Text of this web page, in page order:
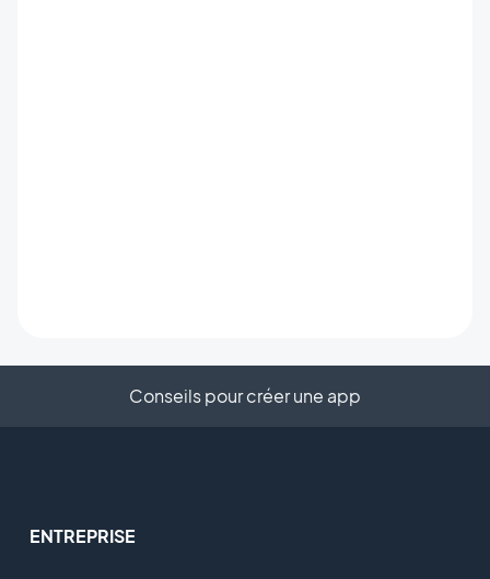
Conseils pour créer une app
ENTREPRISE